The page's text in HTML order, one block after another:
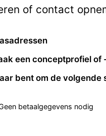
of contact
een conceptprofiel of
bent om de volgende
betaalgegevens nodig